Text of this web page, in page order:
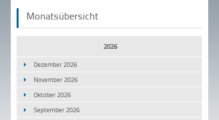
Monatsübersicht
2026
Dezember 2026
November 2026
Oktober 2026
September 2026